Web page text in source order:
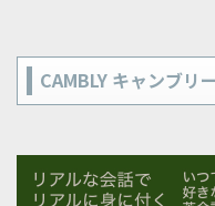
CAMBLY キャンブリー